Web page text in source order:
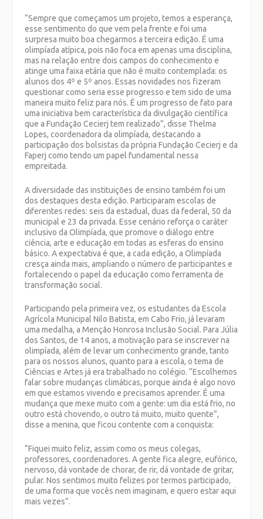
“Sempre que começamos um projeto, temos a esperança,
esse sentimento do que vem pela frente e foi uma
surpresa muito boa chegarmos a terceira edição. É uma
olimpíada atípica, pois não foca em apenas uma disciplina,
mas na relação entre dois campos do conhecimento e
atinge uma faixa etária que não é muito contemplada: os
alunos dos 4º e 5º anos. Essas novidades nos fizeram
questionar como seria esse progresso e tem sido de uma
maneira muito feliz para nós. É um progresso de fato para
uma iniciativa bem característica da divulgação científica
que a Fundação Cecierj tem realizado”, disse Thelma
Lopes, coordenadora da olimpíada, destacando a
participação dos bolsistas da própria Fundação Cecierj e da
Faperj como tendo um papel fundamental nessa
empreitada.
A diversidade das instituições de ensino também foi um
dos destaques desta edição. Participaram escolas de
diferentes redes: seis da estadual, duas da federal, 50 da
municipal e 23 da privada. Esse cenário reforça o caráter
inclusivo da Olimpíada, que promove o diálogo entre
ciência, arte e educação em todas as esferas do ensino
básico. A expectativa é que, a cada edição, a Olimpíada
cresça ainda mais, ampliando o número de participantes e
fortalecendo o papel da educação como ferramenta de
transformação social.
Participando pela primeira vez, os estudantes da Escola
Agrícola Municipal Nilo Batista, em Cabo Frio, já levaram
uma medalha, a Menção Honrosa Inclusão Social. Para Júlia
dos Santos, de 14 anos, a motivação para se inscrever na
olimpíada, além de levar um conhecimento grande, tanto
para os nossos alunos, quanto para a escola, o tema de
Ciências e Artes já era trabalhado no colégio. “Escolhemos
falar sobre mudanças climáticas, porque ainda é algo novo
em que estamos vivendo e precisamos aprender. É uma
mudança que mexe muito com a gente: um dia está frio, no
outro está chovendo, o outro tá muito, muito quente”,
disse a menina, que ficou contente com a conquista:
“Fiquei muito feliz, assim como os meus colegas,
professores, coordenadores. A gente fica alegre, eufórico,
nervoso, dá vontade de chorar, de rir, dá vontade de gritar,
pular. Nos sentimos muito felizes por termos participado,
de uma forma que vocês nem imaginam, e quero estar aqui
mais vezes”.